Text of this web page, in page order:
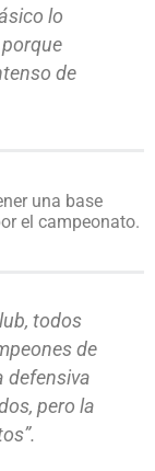
lo
de
una base
el campeonato.
todos
de
defensiva
pero la